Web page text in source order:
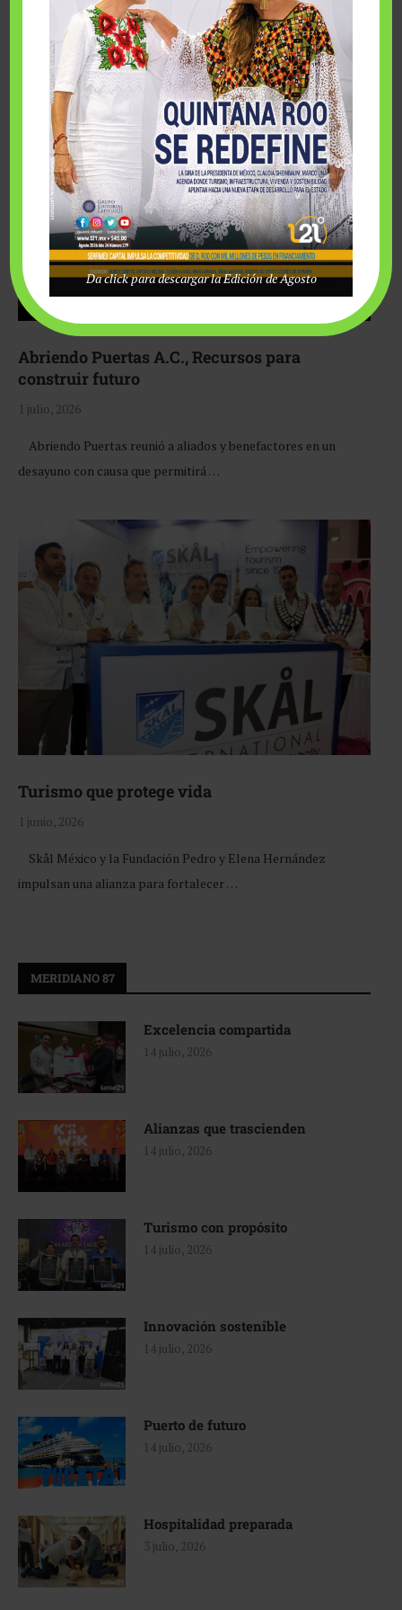
Fairmont Mayakoba y Make-A-Wish México unieron
esfuerzos para hacer realidad el deseo de una …
Abriendo Puertas A.C., Recursos para
construir futuro
1 julio, 2026
Abriendo Puertas reunió a aliados y benefactores en un
desayuno con causa que permitirá …
Turismo que protege vida
1 junio, 2026
Skål México y la Fundación Pedro y Elena Hernández
impulsan una alianza para fortalecer …
MERIDIANO 87
Excelencia compartida
14 julio, 2026
Alianzas que trascienden
14 julio, 2026
Turismo con propósito
14 julio, 2026
Innovación sostenible
14 julio, 2026
Puerto de futuro
14 julio, 2026
Hospitalidad preparada
3 julio, 2026
Da click para descargar la Edición de Agosto